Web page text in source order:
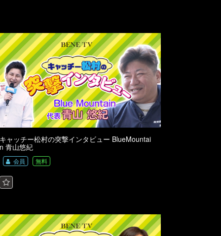
キャッチー松村の突撃インタビュー BlueMountai
n 青山悠紀
会員 無料